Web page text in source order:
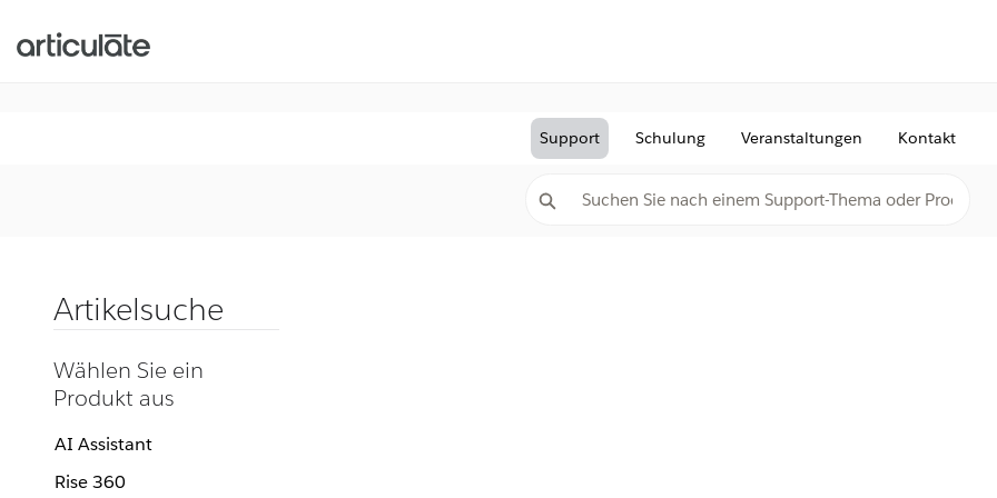
Support Schulung Veranstaltungen Kontakt
Artikelsuche
Wählen Sie ein
Produkt aus
AI Assistant
Rise 360